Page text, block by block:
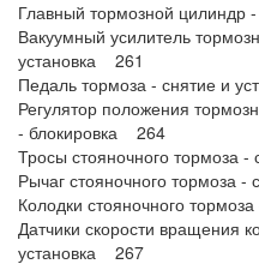
Главный тормозной цилиндр
Вакуумный усилитель
установка 261
Педаль тормоза - снятие и
Регулятор положения
- блокировка 264
Тросы стояночного тормоза
Рычаг стояночного тормоза
Колодки стояночного
Датчики скорости вращения
установка 267